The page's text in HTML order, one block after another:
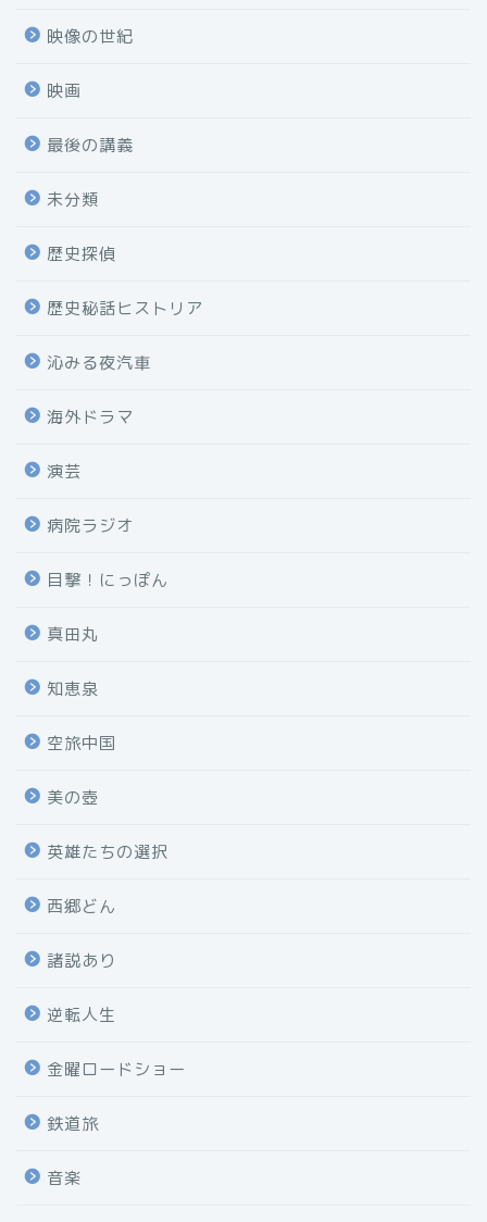
映像の世紀
映画
最後の講義
未分類
歴史探偵
歴史秘話ヒストリア
沁みる夜汽車
海外ドラマ
演芸
病院ラジオ
目撃！にっぽん
真田丸
知恵泉
空旅中国
美の壺
英雄たちの選択
西郷どん
諸説あり
逆転人生
金曜ロードショー
鉄道旅
音楽